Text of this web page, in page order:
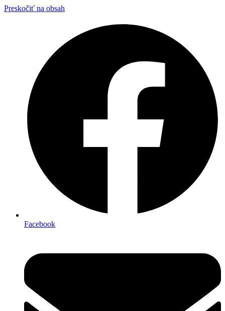
Preskočiť na obsah
Facebook